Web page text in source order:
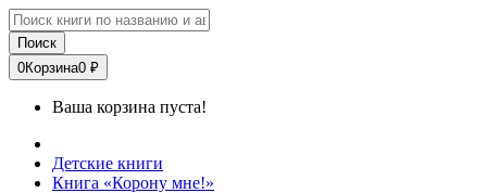
Поиск
0Корзина0 ₽
Ваша корзина пуста!
Детские книги
Книга «Корону мне!»